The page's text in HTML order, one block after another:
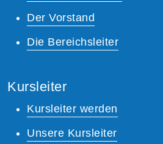
Der Vorstand
Die Bereichsleiter
Kursleiter
Kursleiter werden
Unsere Kursleiter